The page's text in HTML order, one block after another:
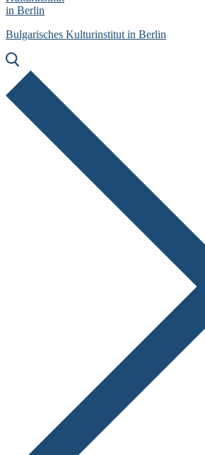
Bulgarisches Kulturinstitut in Berlin